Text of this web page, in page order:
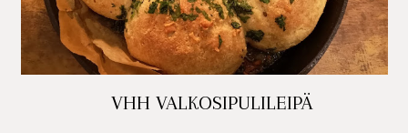
VHH VALKOSIPULILEIPÄ